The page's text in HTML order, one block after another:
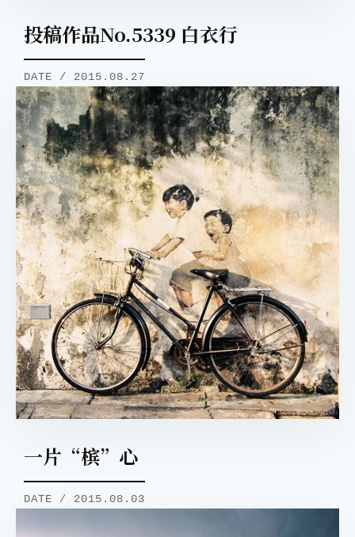
投稿作品No.5339 白衣行
DATE / 2015.08.27
一片“槟”心
DATE / 2015.08.03